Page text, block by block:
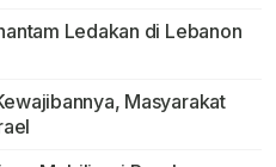
Ledakan di Lebanon
Masyarakat